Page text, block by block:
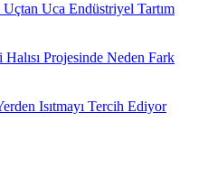
Uca Endüstriyel Tartım
Projesinde Neden Fark
Isıtmayı Tercih Ediyor